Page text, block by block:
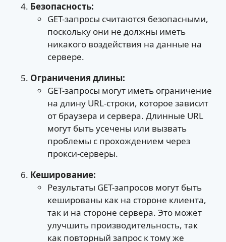
Безопасность:
GET-запросы считаются безопасными,
поскольку они не должны иметь
никакого воздействия на данные на
сервере.
Ограничения длины:
GET-запросы могут иметь ограничение
на длину URL-строки, которое зависит
от браузера и сервера. Длинные URL
могут быть усечены или вызвать
проблемы с прохождением через
прокси-серверы.
Кеширование:
Результаты GET-запросов могут быть
кешированы как на стороне клиента,
так и на стороне сервера. Это может
улучшить производительность, так
как повторный запрос к тому же